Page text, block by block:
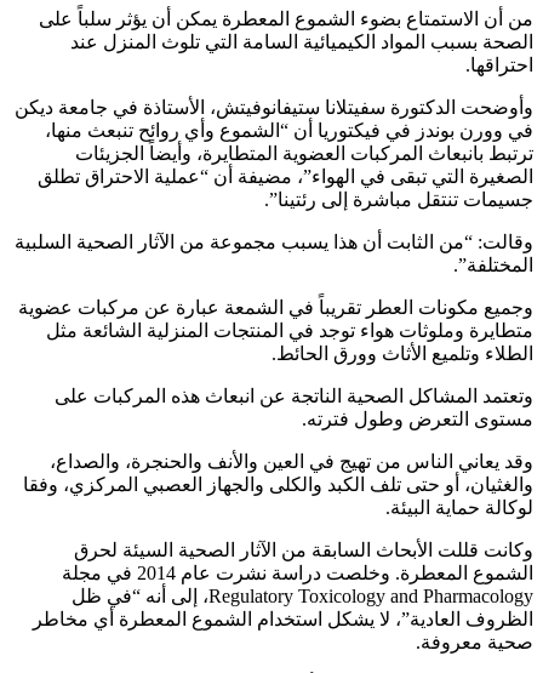
من أن الاستمتاع بضوء الشموع المعطرة يمكن أن يؤثر سلباً على
الصحة بسبب المواد الكيميائية السامة التي تلوث المنزل عند
احتراقها.
وأوضحت الدكتورة سفيتلانا ستيفانوفيتش، الأستاذة في جامعة ديكن
في وورن بوندز في فيكتوريا أن “الشموع وأي روائح تنبعث منها،
ترتبط بانبعاث المركبات العضوية المتطايرة، وأيضاً الجزيئات
الصغيرة التي تبقى في الهواء”، مضيفة أن “عملية الاحتراق تطلق
جسيمات تنتقل مباشرة إلى رئتينا”.
وقالت: “من الثابت أن هذا يسبب مجموعة من الآثار الصحية السلبية
المختلفة”.
وجميع مكونات العطر تقريباً في الشمعة عبارة عن مركبات عضوية
متطايرة وملوثات هواء توجد في المنتجات المنزلية الشائعة مثل
الطلاء وتلميع الأثاث وورق الحائط.
وتعتمد المشاكل الصحية الناتجة عن انبعاث هذه المركبات على
مستوى التعرض وطول فترته.
وقد يعاني الناس من تهيج في العين والأنف والحنجرة، والصداع،
والغثيان، أو حتى تلف الكبد والكلى والجهاز العصبي المركزي، وفقا
لوكالة حماية البيئة.
وكانت قللت الأبحاث السابقة من الآثار الصحية السيئة لحرق
الشموع المعطرة. وخلصت دراسة نشرت عام 2014 في مجلة
Regulatory Toxicology and Pharmacology، إلى أنه “في ظل
الظروف العادية”، لا يشكل استخدام الشموع المعطرة أي مخاطر
صحية معروفة.